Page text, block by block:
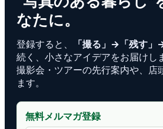
なたに。
登録すると、 「撮る」→「残す」
続く、小さなアイデアをお届けし
撮影会・ツアーの先行案内や、店
ます。
無料メルマガ登録